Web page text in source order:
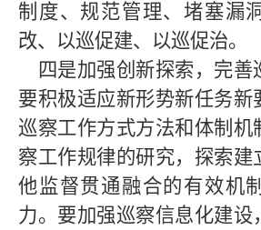
制度、规范管理、堵塞漏
改、以巡促建、以巡促治。
四是加强创新探索，完善
要积极适应新形势新任务新
巡察工作方式方法和体制机
察工作规律的研究，探索建
他监督贯通融合的有效机
力。要加强巡察信息化建设